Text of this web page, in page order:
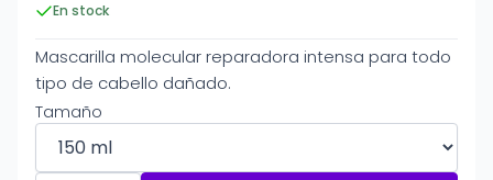
En stock
Mascarilla molecular reparadora intensa para todo
tipo de cabello dañado.
Tamaño